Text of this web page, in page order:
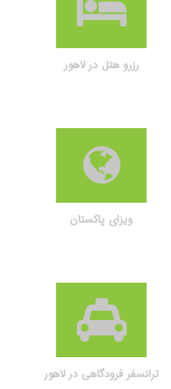
رزرو هتل در لاهور
ویزای پاکستان
ترانسفر فرودگاهی در لاهور